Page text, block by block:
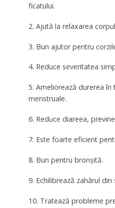
ficatului.
2. Ajută la relaxarea
3. Bun ajutor pentru
4. Reduce severitatea
5. Ameliorează durerea
menstruale.
6. Reduce diareea,
7. Este foarte eficient
8. Bun pentru bronșită.
9. Echilibrează zahărul din
10. Tratează probleme